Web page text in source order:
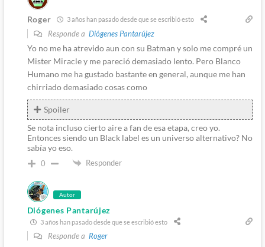
Roger 3 años han pasado desde que se escribió esto
Responde a Diógenes Pantarújez
Yo no me ha atrevido aun con su Batman y solo me compré un
Mister Miracle y me pareció demasiado lento. Pero Blanco
Humano me ha gustado bastante en general, aunque me han
chirriado demasiado cosas como
Spoiler
Se nota incluso cierto aire a fan de esa etapa, creo yo.
Entonces siendo un Black label es un universo alternativo? No
sabía yo eso.
0 Responder
Autor
Diógenes Pantarújez
3 años han pasado desde que se escribió esto
Responde a Roger